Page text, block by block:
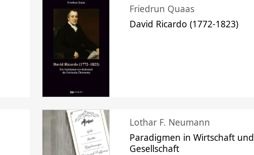
Friedrun Quaas
David Ricardo (1772-1823)
Lothar F. Neumann
Paradigmen in Wirtschaft und
Gesellschaft